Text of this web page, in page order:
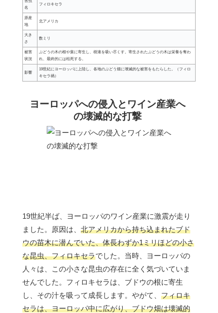
名
フィロキセラ
原産
地
北アメリカ
大き
さ
数ミリ
被害
状況
ぶどうの木の根や葉に寄生し、樹液を吸い尽くす。寄生されたぶどうの木は栄養を奪わ
れ、最終的には枯死する。
影響
19世紀にヨーロッパに上陸し、各地のぶどう畑に壊滅的な被害をもたらした。（フィロ
キセラ禍）
ヨーロッパへの侵入とワイン産業へ
の壊滅的な打撃
19世紀半ば、ヨーロッパのワイン産業に激震が走り
ました。原因は、 北アメリカから持ち込まれたブド
ウの苗木に潜んでいた、体長わずか1ミリほどの小さ
な昆虫、フィロキセラでした。当時、ヨーロッパの
人々は、この小さな昆虫の存在に全く気づいていま
せんでした。フィロキセラは、ブドウの根に寄生
し、その汁を吸って成長します。やがて、 フィロキ
セラは、ヨーロッパ中に広がり、ブドウ畑は壊滅的